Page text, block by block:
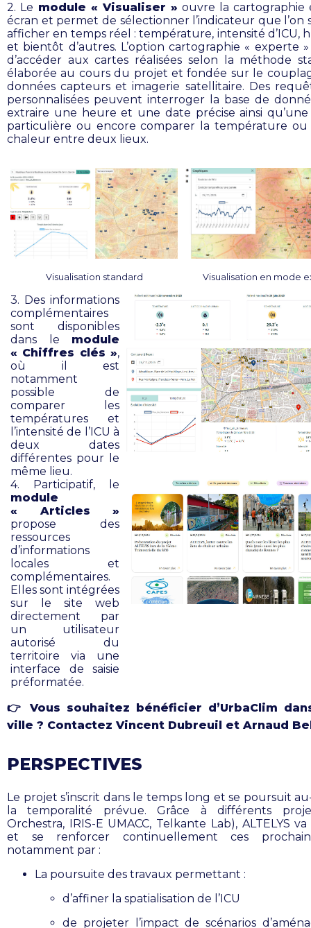
2. Le module « Visualiser » ouvre la cartographie
écran et permet de sélectionner l’indicateur que l’on
afficher en temps réel : température, intensité d’ICU,
et bientôt d’autres. L’option cartographie « experte
d’accéder aux cartes réalisées selon la méthode
élaborée au cours du projet et fondée sur le
données capteurs et imagerie satellitaire. Des
personnalisées peuvent interroger la base de
extraire une heure et une date précise ainsi qu’une
particulière ou encore comparer la température ou
chaleur entre deux lieux.
Visualisation standard Visualisation en mode
3. Des informations
complémentaires
sont disponibles
dans le module
« Chiffres clés »,
où il est
notamment
possible de
comparer les
températures et
l’intensité de l’ICU à
deux dates
différentes pour le
même lieu.
4. Participatif, le
module
« Articles »
propose des
ressources
d’informations
locales et
complémentaires.
Elles sont intégrées
sur le site web
directement par
un utilisateur
autorisé du
territoire via une
interface de saisie
préformatée.
👉 Vous souhaitez bénéficier d’UrbaClim
ville ? Contactez Vincent Dubreuil et Arnaud
PERSPECTIVES
Le projet s’inscrit dans le temps long et se poursuit
la temporalité prévue. Grâce à différents
Orchestra, IRIS-E UMACC, Telkante Lab), ALTELYS
et se renforcer continuellement ces
notamment par :
La poursuite des travaux permettant :
d’affiner la spatialisation de l’ICU
de projeter l’impact de scénarios